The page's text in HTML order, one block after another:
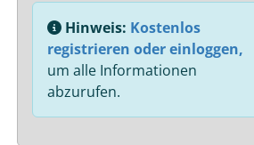
Hinweis: Kostenlos
registrieren oder einloggen,
um alle Informationen
abzurufen.